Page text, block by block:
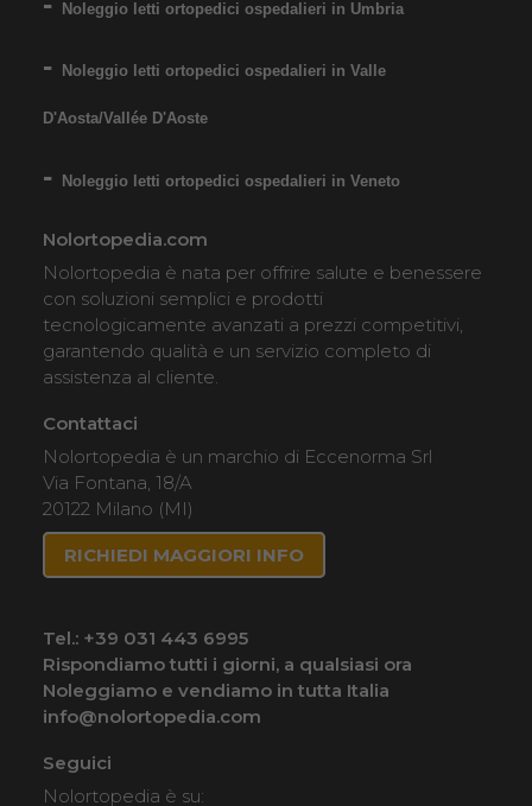
Noleggio letti ortopedici ospedalieri in Umbria
Noleggio letti ortopedici ospedalieri in Valle
D'Aosta/Vallée D'Aoste
Noleggio letti ortopedici ospedalieri in Veneto
Nolortopedia.com
Nolortopedia è nata per offrire salute e benessere
con soluzioni semplici e prodotti
tecnologicamente avanzati a prezzi competitivi,
garantendo qualità e un servizio completo di
assistenza al cliente.
Contattaci
Nolortopedia è un marchio di Eccenorma Srl
Via Fontana, 18/A
20122 Milano (MI)
RICHIEDI MAGGIORI INFO
Tel.: +39 031 443 6995
Rispondiamo tutti i giorni, a qualsiasi ora
Noleggiamo e vendiamo in tutta Italia
info@nolortopedia.com
Seguici
Nolortopedia è su: